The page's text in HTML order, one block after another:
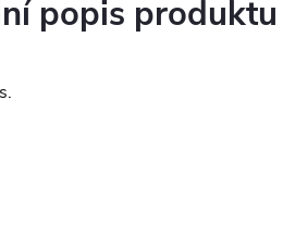
popis produktu